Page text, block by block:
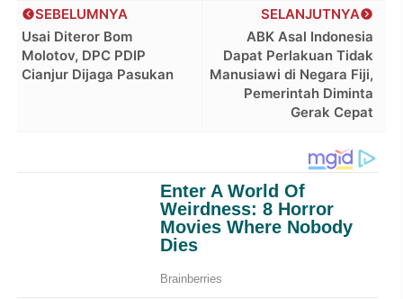
SELANJUTNYA
ABK Asal Indonesia
Dapat Perlakuan Tidak
Manusiawi di Negara Fiji,
Pemerintah Diminta
Gerak Cepat
SEBELUMNYA
Usai Diteror Bom
Molotov, DPC PDIP
Cianjur Dijaga Pasukan